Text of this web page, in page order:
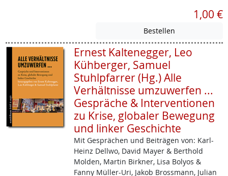
1,00 €
Ernest Kaltenegger, Leo
Kühberger, Samuel
Stuhlpfarrer (Hg.) Alle
Verhältnisse umzuwerfen ...
Gespräche & Interventionen
zu Krise, globaler Bewegung
und linker Geschichte
Mit Gesprächen und Beiträgen von: Karl-
Heinz ­Dellwo, David Mayer & Berthold
Molden, Martin Birkner, Lisa Bolyos &
Fanny Müller­-Uri, Jakob ­Brossmann, Julian